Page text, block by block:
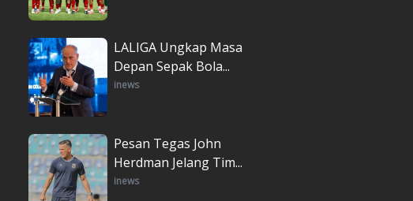
LALIGA Ungkap Masa
Depan Sepak Bola...
inews
Pesan Tegas John
Herdman Jelang Tim...
inews